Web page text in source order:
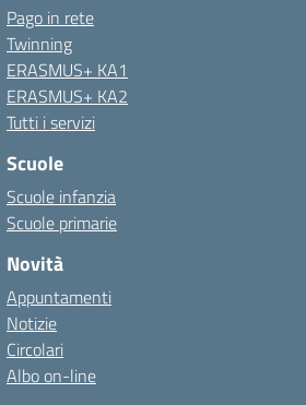
Pago in rete
Twinning
ERASMUS+ KA1
ERASMUS+ KA2
Tutti i servizi
Scuole
Scuole infanzia
Scuole primarie
Novità
Appuntamenti
Notizie
Circolari
Albo on-line